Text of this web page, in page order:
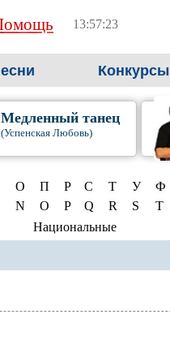
13:57:23
Конкурсы
Медленный танец
(Успенская Любовь)
О П Р С Т У Ф
N O P Q R S T
Национальные